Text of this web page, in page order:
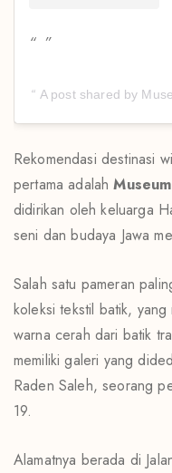
A post shared by
Rekomendasi destinasi
pertama adalah
didirikan oleh keluarga
seni dan budaya Jawa
Salah satu pameran
koleksi tekstil batik, yang
warna cerah dari batik
memiliki galeri yang
Raden Saleh, seorang
19.
Alamatnya berada di